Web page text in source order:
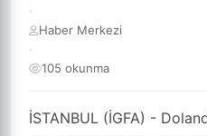
İSTANBUL (İGFA) -
·
Haber Merkezi
·
105 okunma